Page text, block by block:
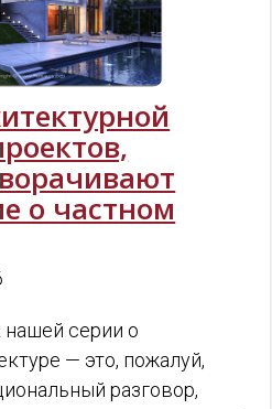
о частном
серии о
— это, пожалуй,
разговор,